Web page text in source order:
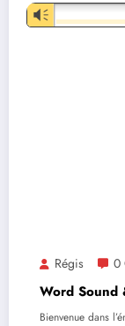
Lecteur
audio
Vm
Régis 0
Word Sound
Bienvenue dans